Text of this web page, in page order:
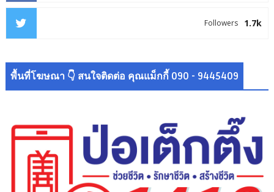
1.7k
Followers
พื้นที่โฆษณา 👇 สนใจติดต่อ คุณแม็กกี้ 090 - 9445409